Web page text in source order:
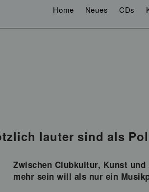
Home Neues CDs
lauter sind als
Zwischen Clubkultur, Kunst
mehr sein will als nur ein